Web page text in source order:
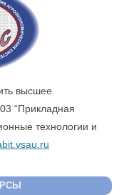
высшее
“Прикладная
технологии и